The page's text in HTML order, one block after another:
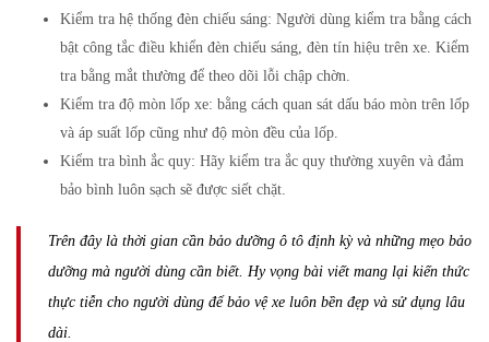
Kiểm tra hệ thống đèn chiếu sáng: Người dùng kiểm tra bằng cách
bật công tắc điều khiển đèn chiếu sáng, đèn tín hiệu trên xe. Kiểm
tra bằng mắt thường để theo dõi lỗi chập chờn.
Kiểm tra độ mòn lốp xe: bằng cách quan sát dấu báo mòn trên lốp
và áp suất lốp cũng như độ mòn đều của lốp.
Kiểm tra bình ắc quy: Hãy kiểm tra ắc quy thường xuyên và đảm
bảo bình luôn sạch sẽ được siết chặt.
Trên đây là thời gian cần bảo dưỡng ô tô định kỳ và những mẹo bảo
dưỡng mà người dùng cần biết. Hy vọng bài viết mang lại kiến thức
thực tiễn cho người dùng để bảo vệ xe luôn bền đẹp và sử dụng lâu
dài.